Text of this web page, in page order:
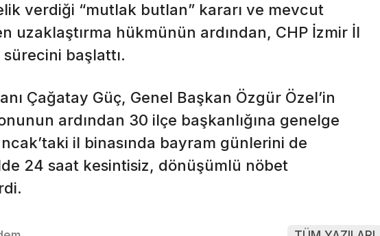
verdiği “mutlak butlan” kararı ve mevcut
uzaklaştırma hükmünün ardından, CHP İzmir İl
başlattı.
Çağatay Güç, Genel Başkan Özgür Özel’in
ardından 30 ilçe başkanlığına genelge
il binasında bayram günlerini de
24 saat kesintisiz, dönüşümlü nöbet